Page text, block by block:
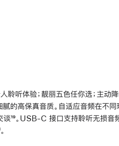
聆听体验；靓丽五色任你选；主动
的高保真音质。自适应音频在不
谈脚
¹⁹。USB-C 接口支持聆听无损音